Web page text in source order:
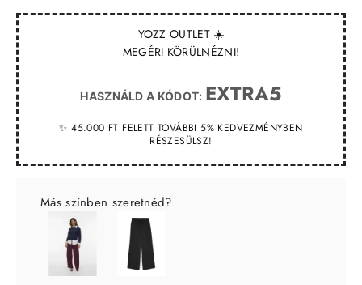
YOZZ OUTLET ☀️
MEGÉRI KÖRÜLNÉZNI!
HASZNÁLD A KÓDOT: EXTRA5
✨ 45.000 FT FELETT TOVÁBBI 5% KEDVEZMÉNYBEN
RÉSZESÜLSZ!
Más színben szeretnéd?